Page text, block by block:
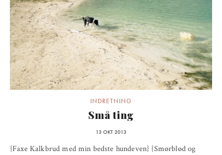
INDRETNING
Små ting
13 OKT 2013
{Faxe Kalkbrud med min bedste hundeven} {Smørblød og